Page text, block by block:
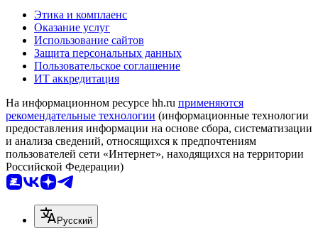
Этика и комплаенс
Оказание услуг
Использование сайтов
Защита персональных данных
Пользовательское соглашение
ИТ аккредитация
На информационном ресурсе hh.ru применяются
рекомендательные технологии (информационные технологии
предоставления информации на основе сбора, систематизации
и анализа сведений, относящихся к предпочтениям
пользователей сети «Интернет», находящихся на территории
Российской Федерации)
Русский